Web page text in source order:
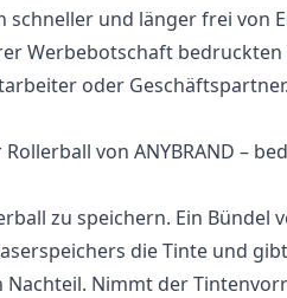
schneller und länger frei von
Werbebotschaft
oder
von ANYBRAND –
zu speichern. Ein Bündel
die Tinte und
Nachteil. Nimmt der